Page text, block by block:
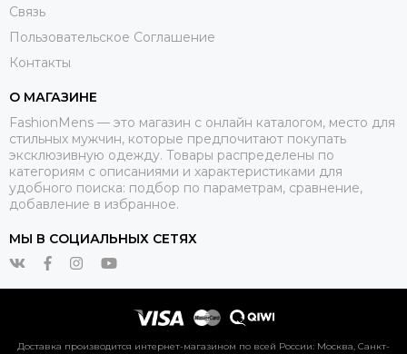
Связь
Пользовательское Соглашение
Контакты
О МАГАЗИНЕ
FashionMens — это магазин с онлайн каталогом, место для
стильных мужчин, которые предпочитают покупать
эксклюзивную одежду. Товары распределены по
категориям с описаниями и характеристиками для
удобного поиска: подбор по параметрам, сравнение,
добавление в избранное.
МЫ В СОЦИАЛЬНЫХ СЕТЯХ
Доставка производится интернет-магазином по всей России: Москва, Санкт-